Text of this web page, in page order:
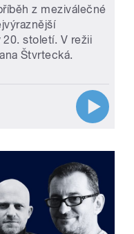
z meziválečné
století. V režii
Štvrtecká.